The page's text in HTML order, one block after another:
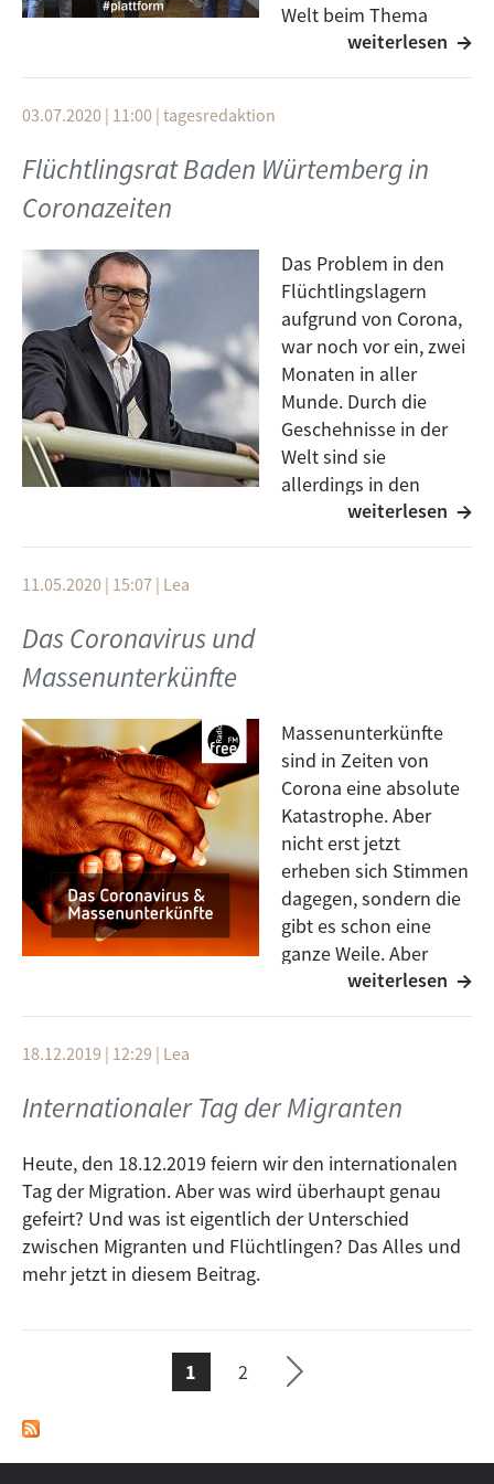
Welt beim Thema
Integration
Wartezimmer, organisiert Feste, backt Baklava,
trommelt beim Handball und füllt komplizierte
Formulare aus.
Die Seebrücke ist eine internationale Bewegung aus
eine Entkriminalisierung der Seenotrettung und eine
menschenwürdige Aufnahme von geflüchteten
Menschen. Sie will mehr Rettung statt weniger!
Gäste: Amer Alabdallah und Madlen Bayer vom Verein
menschlichkeit-ulm e.V. , Sven Fauth und Marcel
Emmerich von der Seebrücke ulm
Moderation: Michael Troost
weiterlesen
03.07.2020 | 11:00 | tagesredaktion
Flüchtlingsrat Baden Würtemberg in
Coronazeiten
Das Problem in den
Flüchtlingslagern
aufgrund von Corona,
war noch vor ein, zwei
Monaten in aller
Munde. Durch die
Geschehnisse in der
Welt sind sie
allerdings in den
Hintergrund geraten.
Beispiel der Flüchtlingsrat Baden Würtemberg. Lea
Kaufmann hat mit Séan McGinley, Geschäftsführer des
Baden Würtembergischem Flüchtlingsrat über das
gesprochen was die Organisation macht und wie die
Foto:S. Klübert
weiterlesen
11.05.2020 | 15:07 | Lea
Das Coronavirus und
Massenunterkünfte
Massenunterkünfte
sind in Zeiten von
Corona eine absolute
Katastrophe. Aber
nicht erst jetzt
erheben sich Stimmen
dagegen, sondern die
gibt es schon eine
ganze Weile. Aber
gerade eine
den Menschen in diesen Lagern nicht gewährt und da
darf nicht weggeschaut werden! Wir haben mit Helen
Deffner, Günther Burkhardt von der Pro Asyl
gesprochen.
Hört einfach mal hierrein!
weiterlesen
18.12.2019 | 12:29 | Lea
Internationaler Tag der Migranten
Heute, den 18.12.2019 feiern wir den internationalen
Tag der Migration. Aber was wird überhaupt genau
gefeirt? Und was ist eigentlich der Unterschied
zwischen Migranten und Flüchtlingen? Das Alles und
mehr jetzt in diesem Beitrag.
SEITEN
1 2
ächs
Seit
e ›